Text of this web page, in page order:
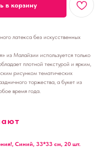
в корзину
латекса без искусственных
из Малайзии используется только
плотной текстурой и ярким,
рисунком тематических
торжества, а букет из
время года.
Синий, 33*33 см, 20 шт.